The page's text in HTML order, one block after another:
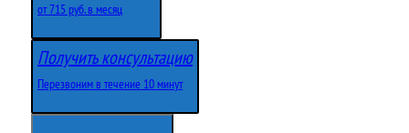
от 715 руб. в месяц
Получить консультацию
Перезвоним в течение 10 минут